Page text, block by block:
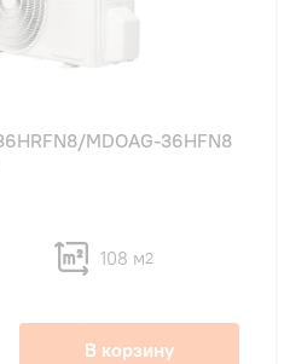
MDOAG-36HFN8
108 м2
В корзину